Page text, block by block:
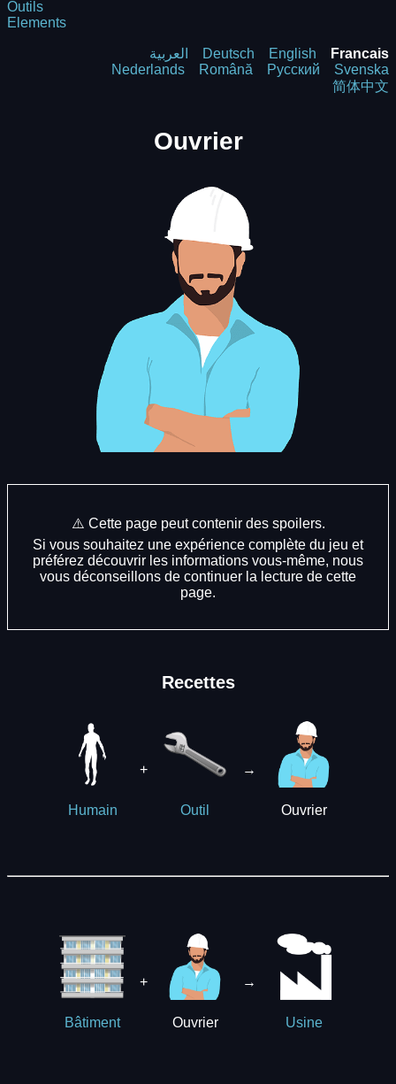
Outils
Elements
العربية Deutsch English
Francais
Nederlands
Română Русский
Svenska
简体中文
Ouvrier
⚠️ Cette page peut contenir des spoilers.
Si vous souhaitez une expérience complète du jeu et
préférez découvrir les informations vous-même, nous
vous déconseillons de continuer la lecture de cette
page.
Recettes
Humain
+
Outil
→
Ouvrier
Bâtiment
+
Ouvrier
→
Usine